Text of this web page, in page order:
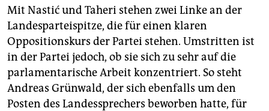
Mit Nastić und Taheri stehen zwei Linke an der
Landesparteispitze, die für einen klaren
Oppositionskurs der Partei stehen. Umstritten ist
in der Partei jedoch, ob sie sich zu sehr auf die
parlamentarische Arbeit konzentriert. So steht
Andreas Grünwald, der sich ebenfalls um den
Posten des Landessprechers beworben hatte, für